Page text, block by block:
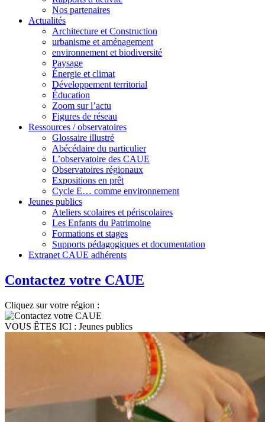
Nos partenaires
Actualités
Architecture et Construction
urbanisme et aménagement
environnement et biodiversité
Paysage
Énergie et climat
Développement territorial
Éducation
Zoom sur l’actu
Figures de réseau
Ressources / observatoires
Glossaire illustré
Abécédaire du particulier
L’observatoire des CAUE
Observatoires régionaux
Expositions en prêt
Cycle E… comme environnement
Jeunes publics
Ateliers scolaires et périscolaires
Les Enfants du Patrimoine
Formations et stages
Supports pédagogiques et documentation
Extranet CAUE adhérents
Contactez votre CAUE
Cliquez sur votre région :
VOUS ÊTES ICI : Jeunes publics